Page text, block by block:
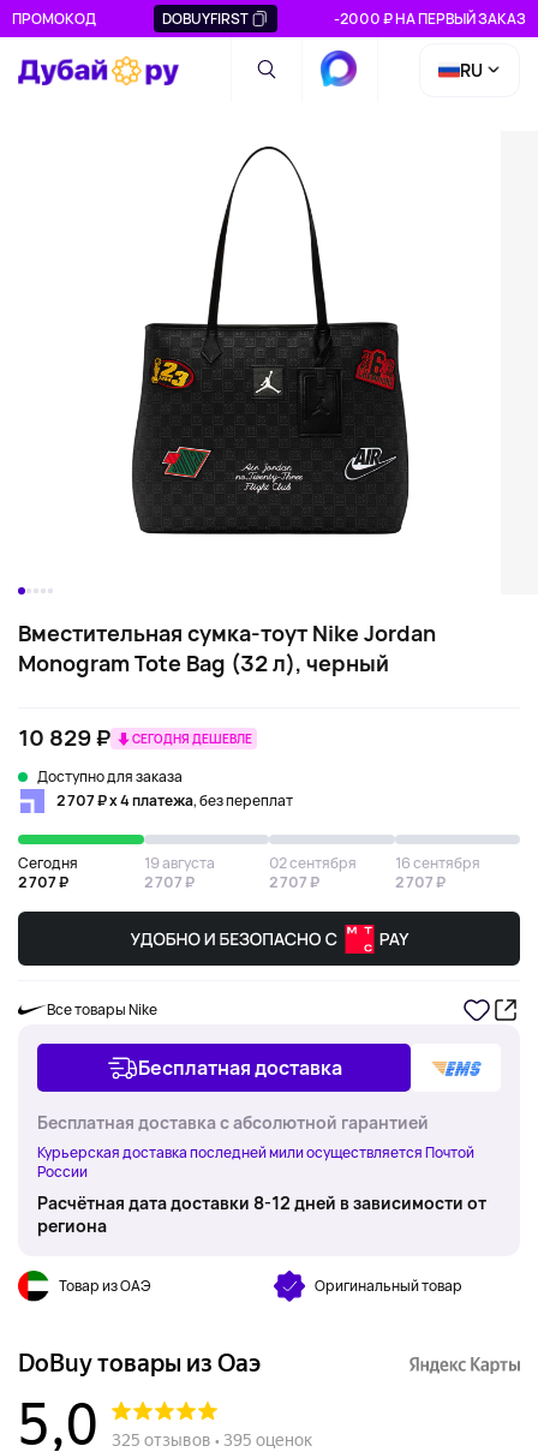
ПРОМОКОД DOBUYFIRST -2000 ₽ НА ПЕРВЫЙ ЗАКАЗ
RU
Вместительная сумка-тоут Nike Jordan
Monogram Tote Bag (32 л), черный
10 829 ₽ СЕГОДНЯ ДЕШЕВЛЕ
Доступно для заказа
2 707 ₽ х 4 платежа, без переплат
Сегодня
2 707 ₽
19 августа
2 707 ₽
02 сентября
2 707 ₽
16 сентября
2 707 ₽
Все товары Nike
Бесплатная доставка
Бесплатная доставка с абсолютной гарантией
Курьерская доставка последней мили осуществляется Почтой
России
Расчётная дата доставки 8-12 дней в зависимости от
региона
Товар из ОАЭ Оригинальный товар